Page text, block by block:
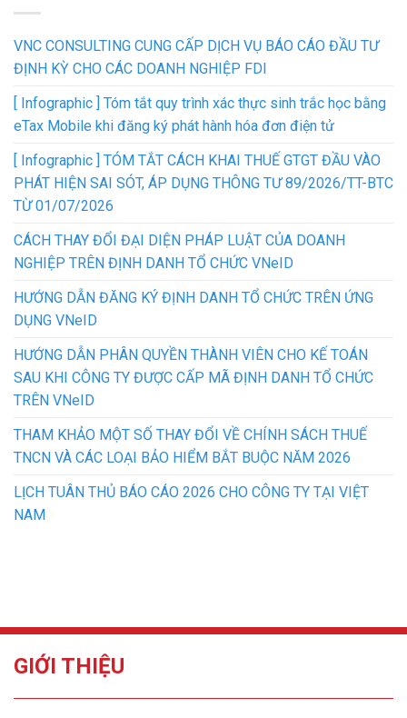
VNC CONSULTING CUNG CẤP DỊCH VỤ BÁO CÁO ĐẦU TƯ
ĐỊNH KỲ CHO CÁC DOANH NGHIỆP FDI
[ Infographic ] Tóm tắt quy trình xác thực sinh trắc học bằng
eTax Mobile khi đăng ký phát hành hóa đơn điện tử
[ Infographic ] TÓM TẮT CÁCH KHAI THUẾ GTGT ĐẦU VÀO
PHÁT HIỆN SAI SÓT, ÁP DỤNG THÔNG TƯ 89/2026/TT-BTC
TỪ 01/07/2026
CÁCH THAY ĐỔI ĐẠI DIỆN PHÁP LUẬT CỦA DOANH
NGHIỆP TRÊN ĐỊNH DANH TỔ CHỨC VNeID
HƯỚNG DẪN ĐĂNG KÝ ĐỊNH DANH TỔ CHỨC TRÊN ỨNG
DỤNG VNeID
HƯỚNG DẪN PHÂN QUYỀN THÀNH VIÊN CHO KẾ TOÁN
SAU KHI CÔNG TY ĐƯỢC CẤP MÃ ĐỊNH DANH TỔ CHỨC
TRÊN VNeID
THAM KHẢO MỘT SỐ THAY ĐỔI VỀ CHÍNH SÁCH THUẾ
TNCN VÀ CÁC LOẠI BẢO HIỂM BẮT BUỘC NĂM 2026
LỊCH TUÂN THỦ BÁO CÁO 2026 CHO CÔNG TY TẠI VIỆT
NAM
GIỚI THIỆU